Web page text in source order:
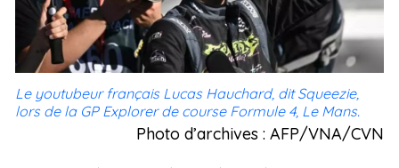
Le youtubeur français Lucas Hauchard, dit Squeezie,
lors de la GP Explorer de course Formule 4, Le Mans.
Photo d’archives : AFP/VNA/CVN